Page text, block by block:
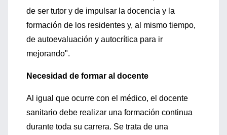
de ser tutor y de impulsar la docencia y la
formación de los residentes y, al mismo tiempo,
de autoevaluación y autocrítica para ir
mejorando".
Necesidad de formar al docente
Al igual que ocurre con el médico, el docente
sanitario debe realizar una formación continua
durante toda su carrera. Se trata de una